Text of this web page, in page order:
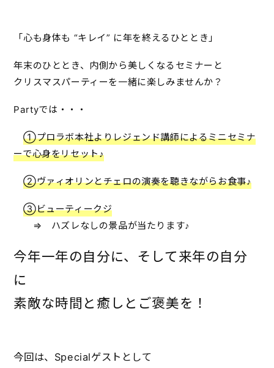
「心も身体も “キレイ” に年を終えるひととき」
年末のひととき、内側から美しくなるセミナーと
クリスマスパーティーを一緒に楽しみませんか？
Partyでは・・・
①プロラボ本社よりレジェンド講師によるミニセミナ
ーで心身をリセット♪
②ヴァィオリンとチェロの演奏を聴きながらお食事♪
③ビューティークジ
⇒ ハズレなしの景品が当たります♪
今年一年の自分に、そして来年の自分
に
素敵な時間と癒しとご褒美を！
今回は、Specialゲストとして